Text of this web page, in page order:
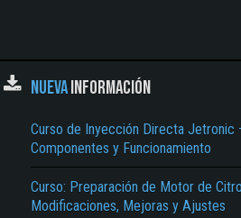
NUEVAINFORMACIÓN
Curso de Inyección Directa Jetronic
Componentes y Funcionamiento
Curso: Preparación de Motor de
Modificaciones, Mejoras y Ajustes